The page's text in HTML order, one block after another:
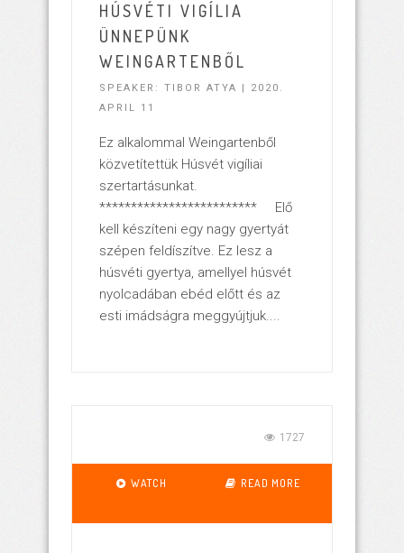
HÚSVÉTI VIGÍLIA
ÜNNEPÜNK
WEINGARTENBŐL
SPEAKER: TIBOR ATYA | 2020.
APRIL 11
Ez alkalommal Weingartenből
közvetítettük Húsvét vigíliai
szertartásunkat.
************************* Elő
kell készíteni egy nagy gyertyát
szépen feldíszítve. Ez lesz a
húsvéti gyertya, amellyel húsvét
nyolcadában ebéd előtt és az
esti imádságra meggyújtjuk....
1727
WATCH READ MORE